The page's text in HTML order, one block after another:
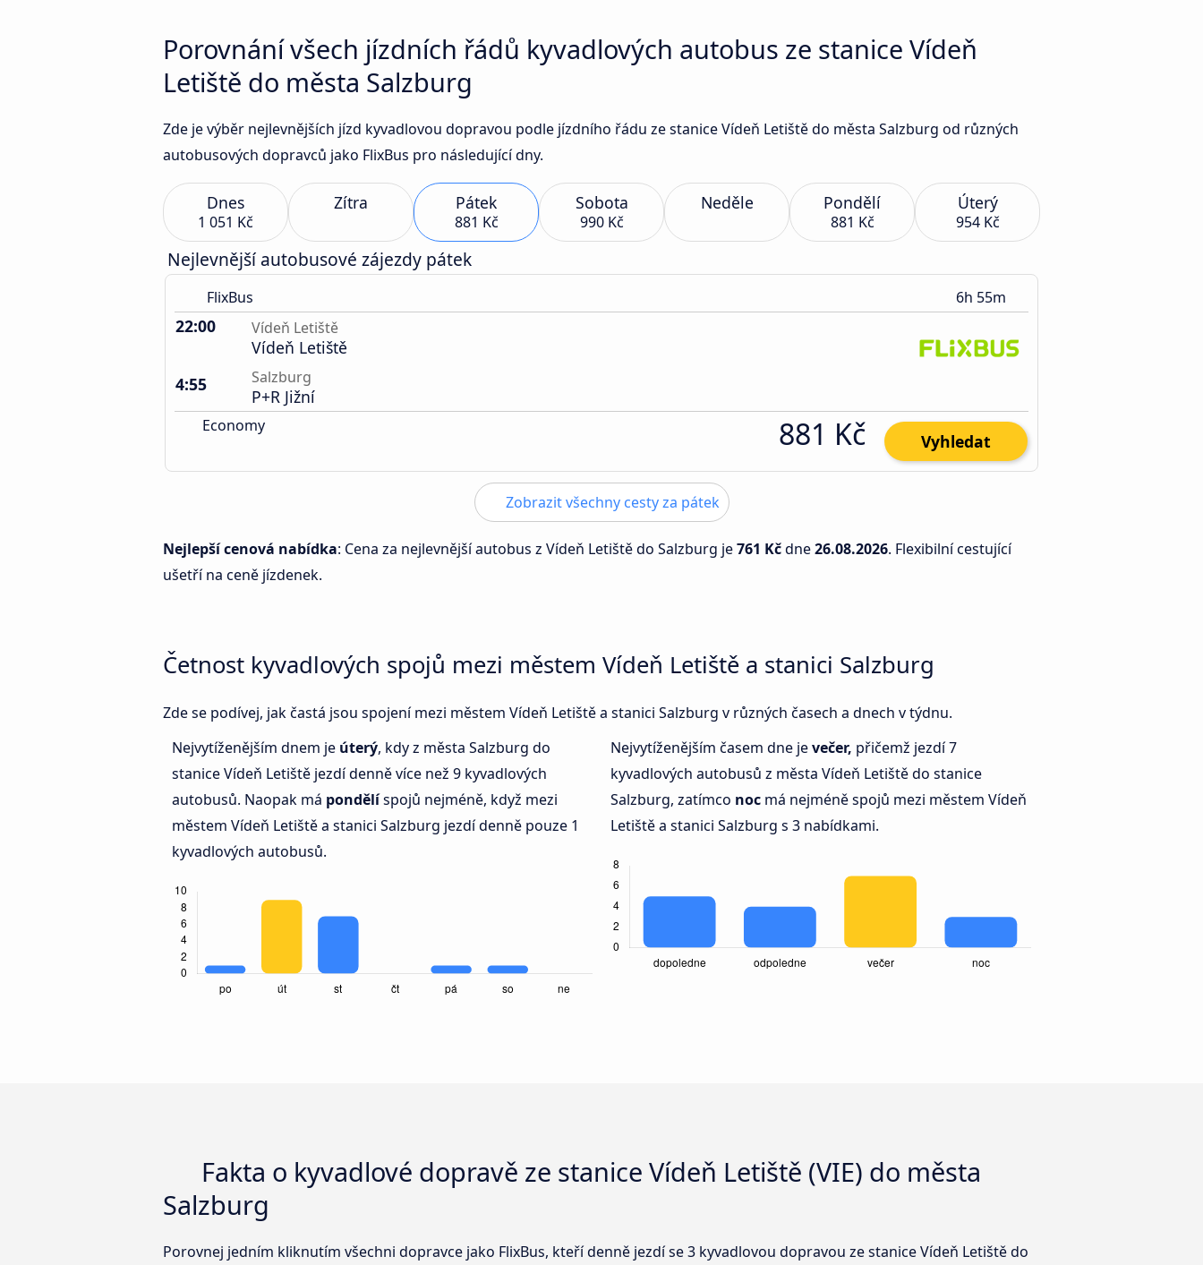
Porovnání všech jízdních řádů kyvadlových autobus ze stanice Vídeň
Letiště do města Salzburg
Zde je výběr nejlevnějších jízd kyvadlovou dopravou podle jízdního řádu ze stanice Vídeň Letiště do města Salzburg od různých
autobusových dopravců jako FlixBus pro následující dny.
Dnes
1 051 Kč
Zítra Pátek
881 Kč
Sobota
990 Kč
Neděle Pondělí
881 Kč
Úterý
954 Kč
Nejlevnější autobusové zájezdy pátek
FlixBus 6h 55m
22:00 Vídeň Letiště
Vídeň Letiště
4:55
Salzburg
P+R Jižní
Economy 881 Kč Vyhledat
Zobrazit všechny cesty za pátek
Nejlepší cenová nabídka: Cena za nejlevnější autobus z Vídeň Letiště do Salzburg je761 Kčdne26.08.2026. Flexibilní cestující
ušetří na ceně jízdenek.
Četnost kyvadlových spojů mezi městem Vídeň Letiště a stanici Salzburg
Zde se podívej, jak častá jsou spojení mezi městem Vídeň Letiště a stanici Salzburg v různých časech a dnech v týdnu.
Nejvytíženějším dnem je úterý, kdy z města Salzburg do
stanice Vídeň Letiště jezdí denně více než 9 kyvadlových
autobusů. Naopak má pondělíspojů nejméně, když mezi
městem Vídeň Letiště a stanici Salzburg jezdí denně pouze 1
kyvadlových autobusů.
Nejvytíženějším časem dne jevečer, přičemž jezdí 7
kyvadlových autobusů z města Vídeň Letiště do stanice
Salzburg, zatímco noc má nejméně spojů mezi městem Vídeň
Letiště a stanici Salzburg s 3 nabídkami.
Fakta o kyvadlové dopravě ze stanice Vídeň Letiště (VIE) do města
Salzburg
Porovnej jedním kliknutím všechni dopravce jako FlixBus, kteří denně jezdí se 3 kyvadlovou dopravou ze stanice Vídeň Letiště do